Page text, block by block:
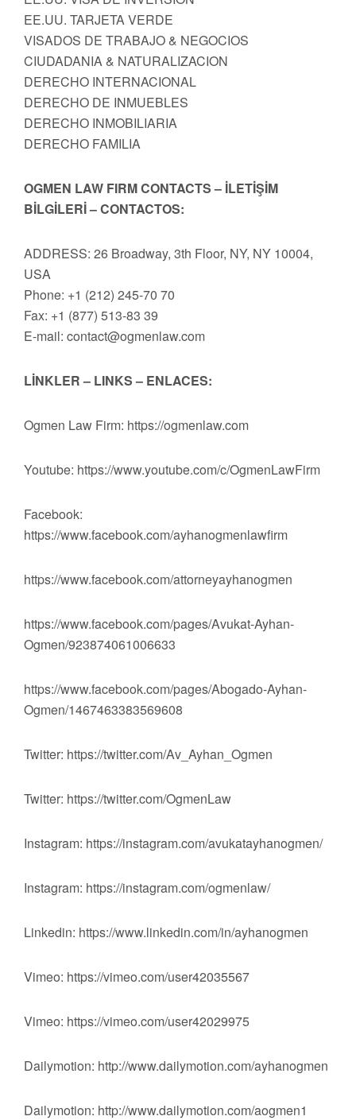
EE.UU. TARJETA VERDE
VISADOS DE TRABAJO & NEGOCIOS
CIUDADANIA & NATURALIZACION
DERECHO INTERNACIONAL
DERECHO DE INMUEBLES
DERECHO INMOBILIARIA
DERECHO FAMILIA
OGMEN LAW FIRM CONTACTS – İLETİŞİM
BİLGİLERİ – CONTACTOS:
ADDRESS: 26 Broadway, 3th Floor, NY, NY 10004,
USA
Phone: +1 (212) 245-70 70
Fax: +1 (877) 513-83 39
E-mail: contact@ogmenlaw.com
LİNKLER – LINKS – ENLACES:
Ogmen Law Firm: https://ogmenlaw.com
Youtube: https://www.youtube.com/c/OgmenLawFirm
Facebook:
https://www.facebook.com/ayhanogmenlawfirm
https://www.facebook.com/attorneyayhanogmen
https://www.facebook.com/pages/Avukat-Ayhan-
Ogmen/923874061006633
https://www.facebook.com/pages/Abogado-Ayhan-
Ogmen/1467463383569608
Twitter: https://twitter.com/Av_Ayhan_Ogmen
Twitter: https://twitter.com/OgmenLaw
Instagram: https://instagram.com/avukatayhanogmen/
Instagram: https://instagram.com/ogmenlaw/
Linkedin: https://www.linkedin.com/in/ayhanogmen
Vimeo: https://vimeo.com/user42035567
Vimeo: https://vimeo.com/user42029975
Dailymotion: http://www.dailymotion.com/ayhanogmen
Dailymotion: http://www.dailymotion.com/aogmen1